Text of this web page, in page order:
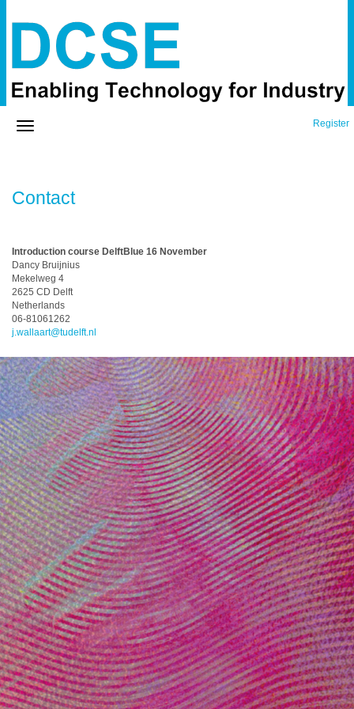
Register
Contact
Introduction course DelftBlue 16 November
Dancy Bruijnius
Mekelweg 4
2625 CD Delft
Netherlands
06-81061262
j.wallaart@tudelft.nl